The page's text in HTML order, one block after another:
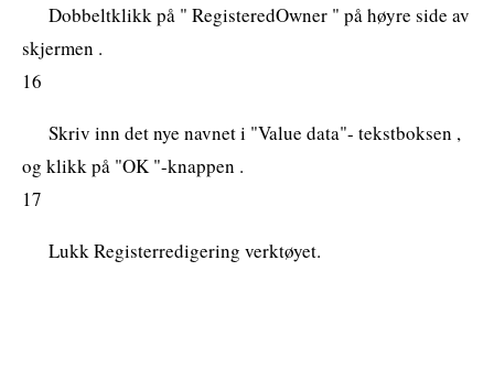
Dobbeltklikk på " RegisteredOwner " på høyre side av
skjermen .
16
Skriv inn det nye navnet i "Value data"- tekstboksen ,
og klikk på "OK "-knappen .
17
Lukk Registerredigering verktøyet.